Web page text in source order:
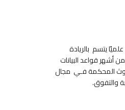
يتسم بالريادة
قواعد البيانات
المحكمة فـي مجال
والتفوق.